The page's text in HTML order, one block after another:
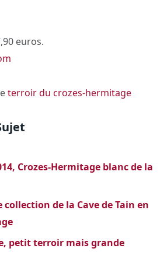
euros.
terroir du crozes-hermitage
Crozes-Hermitage blanc de la
collection de la Cave de Tain en
petit terroir mais grande